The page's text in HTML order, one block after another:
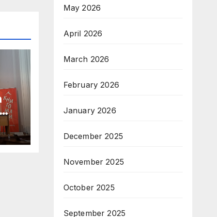
May 2026
April 2026
March 2026
February 2026
January 2026
December 2025
November 2025
October 2025
September 2025